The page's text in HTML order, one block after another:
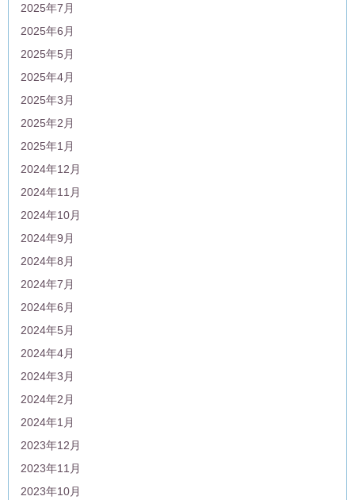
2025年7月
2025年6月
2025年5月
2025年4月
2025年3月
2025年2月
2025年1月
2024年12月
2024年11月
2024年10月
2024年9月
2024年8月
2024年7月
2024年6月
2024年5月
2024年4月
2024年3月
2024年2月
2024年1月
2023年12月
2023年11月
2023年10月